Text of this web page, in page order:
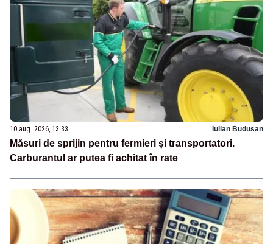
10 aug. 2026, 13:33 Iulian Budusan
Măsuri de sprijin pentru fermieri și transportatori.
Carburantul ar putea fi achitat în rate